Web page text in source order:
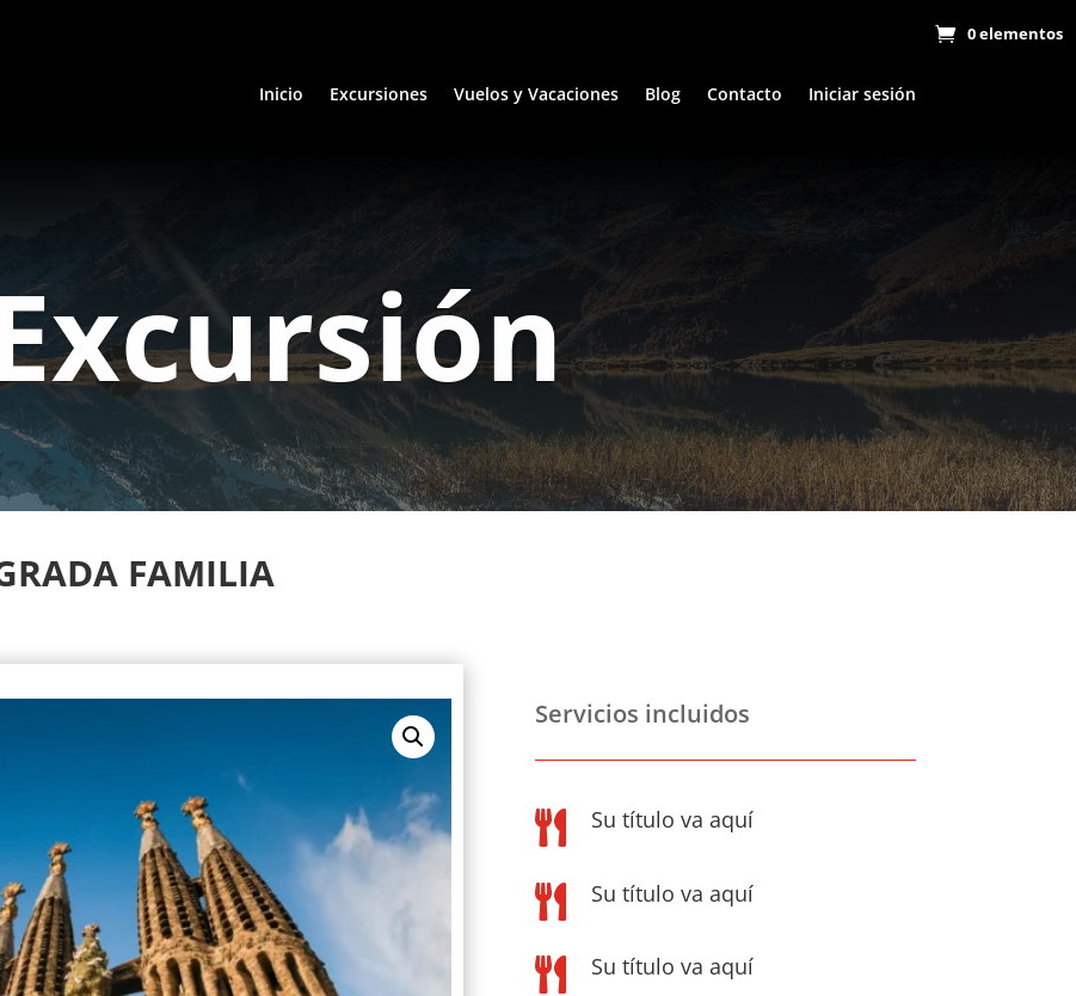
0 elementos
Inicio Excursiones Vuelos y Vacaciones Blog Contacto Iniciar sesión
FAMILIA
Servicios incluidos
 Su título va aquí
 Su título va aquí
 Su título va aquí